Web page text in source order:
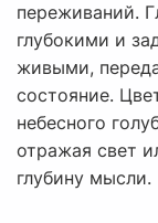
переживаний.
глубокими и
живыми,
состояние.
небесного
отражая свет
глубину мысли.